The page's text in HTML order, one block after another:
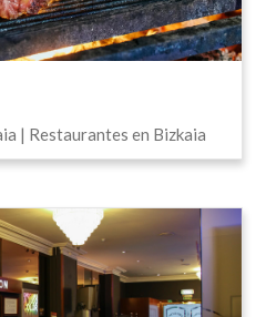
| Restaurantes en Bizkaia